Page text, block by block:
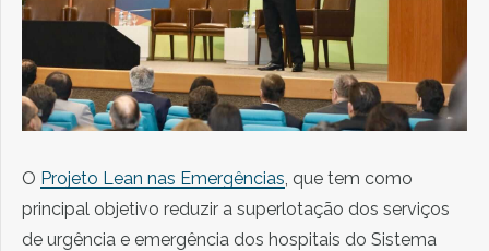
O Projeto Lean nas Emergências, que tem como
principal objetivo reduzir a superlotação dos serviços
de urgência e emergência dos hospitais do Sistema